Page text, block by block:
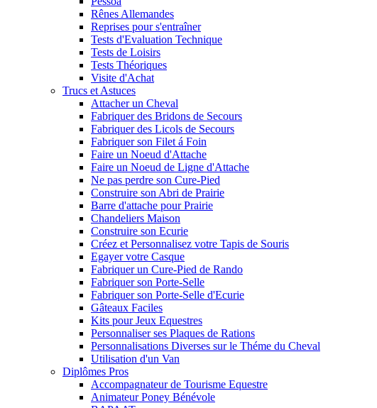
Rênes Allemandes
Reprises pour s'entraîner
Tests d'Evaluation Technique
Tests de Loisirs
Tests Théoriques
Visite d'Achat
Trucs et Astuces
Attacher un Cheval
Fabriquer des Bridons de Secours
Fabriquer des Licols de Secours
Fabriquer son Filet á Foin
Faire un Noeud d'Attache
Faire un Noeud de Ligne d'Attache
Ne pas perdre son Cure-Pied
Construire son Abri de Prairie
Barre d'attache pour Prairie
Chandeliers Maison
Construire son Ecurie
Créez et Personnalisez votre Tapis de Souris
Egayer votre Casque
Fabriquer un Cure-Pied de Rando
Fabriquer son Porte-Selle
Fabriquer son Porte-Selle d'Ecurie
Gâteaux Faciles
Kits pour Jeux Equestres
Personnaliser ses Plaques de Rations
Personnalisations Diverses sur le Théme du Cheval
Utilisation d'un Van
Diplômes Pros
Accompagnateur de Tourisme Equestre
Animateur Poney Bénévole